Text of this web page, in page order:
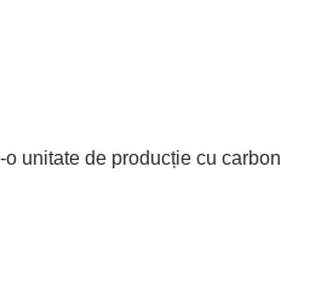
unitate de producție cu carbon